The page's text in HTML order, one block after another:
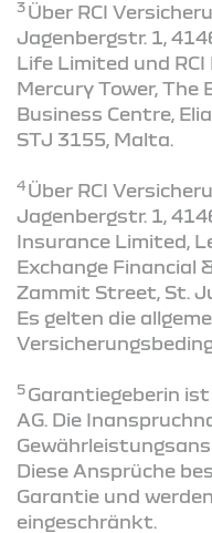
3 Über RCI
Jagenbergstr. 1,
Life Limited und
Mercury Tower, The
Business Centre,
STJ 3155, Malta.
4 Über RCI
Jagenbergstr. 1,
Insurance Limited,
Exchange Financial
Zammit Street, St.
Es gelten die
5 Garantiegeberin
AG. Die
Diese Ansprüche
Garantie und
eingeschränkt.